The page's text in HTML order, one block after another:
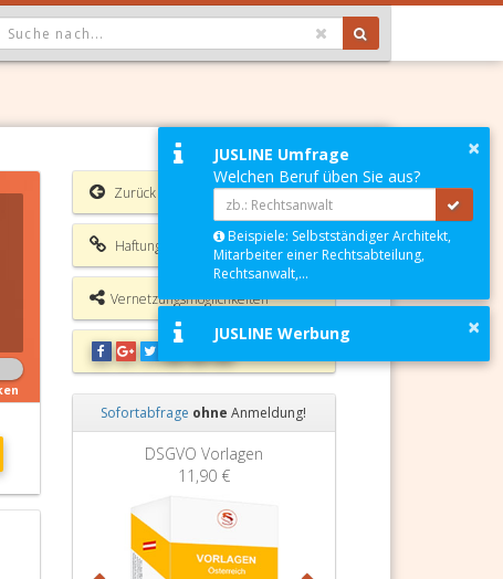
GEWÄHLTER WERT IST ALLE
Zurück
Haftungsausschluss
Vernetzungsmöglichkeiten
Sofortabfrage ohne Anmeldung!
DSGVO Vorlagen
11,90 €
Zurück
×
JUSLINE Umfrage
Welchen Beruf üben Sie aus?
Beispiele: Selbstständiger Architekt,
Mitarbeiter einer Rechtsabteilung,
Rechtsanwalt,...
×
JUSLINE Werbung